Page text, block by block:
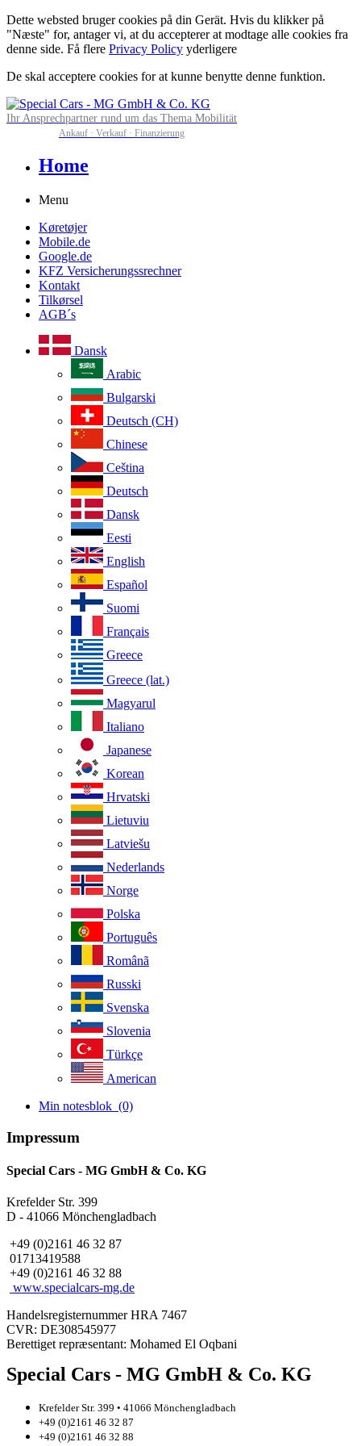
Dette websted bruger cookies på din Gerät. Hvis du klikker på
"Næste" for, antager vi, at du accepterer at modtage alle cookies fra
denne side. Få flere Privacy Policy yderligere
De skal acceptere cookies for at kunne benytte denne funktion.
Ihr Ansprechpartner rund um das Thema Mobilität
Ankauf · Verkauf · Finanzierung
Home
Menu
Køretøjer
Mobile.de
Google.de
KFZ Versicherungssrechner
Kontakt
Tilkørsel
AGB´s
Dansk
Arabic
Bulgarski
Deutsch (CH)
Chinese
Ceština
Deutsch
Dansk
Eesti
English
Español
Suomi
Français
Greece
Greece (lat.)
Magyarul
Italiano
Japanese
Korean
Hrvatski
Lietuviu
Latviešu
Nederlands
Norge
Polska
Português
Românã
Russki
Svenska
Slovenia
Türkçe
American
Min notesblok (0)
Impressum
Special Cars - MG GmbH & Co. KG
Krefelder Str. 399
D - 41066 Mönchengladbach
+49 (0)2161 46 32 87
01713419588
+49 (0)2161 46 32 88
www.specialcars-mg.de
Handelsregisternummer HRA 7467
CVR: DE308545977
Berettiget repræsentant: Mohamed El Oqbani
Special Cars - MG GmbH & Co. KG
Krefelder Str. 399 • 41066 Mönchengladbach
+49 (0)2161 46 32 87
+49 (0)2161 46 32 88